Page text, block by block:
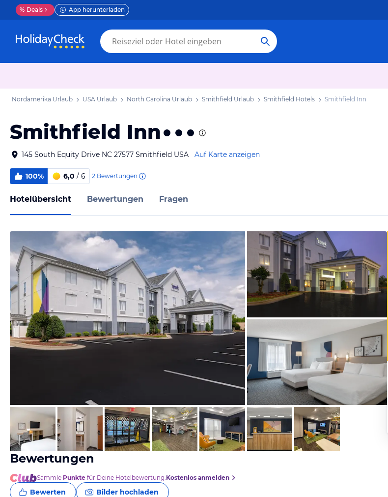
% Deals App herunterladen
Nordamerika Urlaub USA Urlaub North Carolina Urlaub Smithfield Urlaub Smithfield Hotels Smithfield Inn
Smithfield Inn
145 South Equity Drive NC 27577 Smithfield USA Auf Karte anzeigen
100% 6,0 / 6 2 Bewertungen
Hotelübersicht Bewertungen Fragen
von Expedia
von Expedia
von Expedia
Bewertungen
Sammle Punkte für Deine Hotelbewertung.Kostenlos anmelden
Bewerten Bilder hochladen